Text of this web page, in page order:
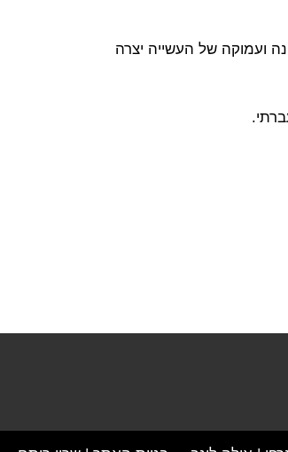
ועמוקה של העשייה יצרה